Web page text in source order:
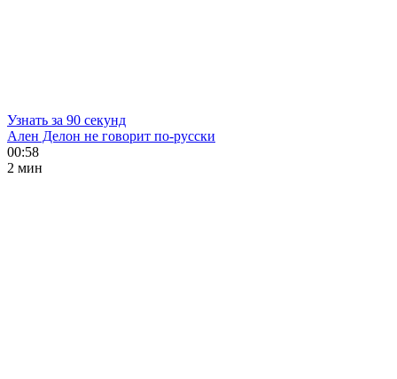
Узнать за 90 секунд
Ален Делон не говорит по-русски
00:58
2 мин